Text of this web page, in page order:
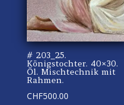
# 203_25.
Königstochter. 40×30.
Öl. Mischtechnik mit
Rahmen.
CHF500.00